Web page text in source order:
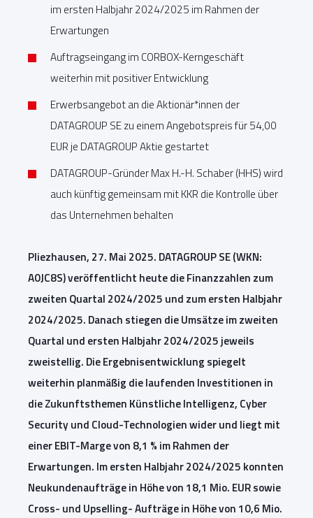
im ersten Halbjahr 2024/2025 im Rahmen der
Erwartungen
Auftragseingang im CORBOX-Kerngeschäft
weiterhin mit positiver Entwicklung
Erwerbsangebot an die Aktionär*innen der
DATAGROUP SE zu einem Angebotspreis für 54,00
EUR je DATAGROUP Aktie gestartet
DATAGROUP-Gründer Max H.-H. Schaber (HHS) wird
auch künftig gemeinsam mit KKR die Kontrolle über
das Unternehmen behalten
Pliezhausen, 27. Mai 2025. DATAGROUP SE (WKN:
A0JC8S) veröffentlicht heute die Finanzzahlen zum
zweiten Quartal 2024/2025 und zum ersten Halbjahr
2024/2025. Danach stiegen die Umsätze im zweiten
Quartal und ersten Halbjahr 2024/2025 jeweils
zweistellig. Die Ergebnisentwicklung spiegelt
weiterhin planmäßig die laufenden Investitionen in
die Zukunftsthemen Künstliche Intelligenz, Cyber
Security und Cloud-Technologien wider und liegt mit
einer EBIT-Marge von 8,1 % im Rahmen der
Erwartungen. Im ersten Halbjahr 2024/2025 konnten
Neukundenaufträge in Höhe von 18,1 Mio. EUR sowie
Cross- und Upselling- Aufträge in Höhe von 10,6 Mio.